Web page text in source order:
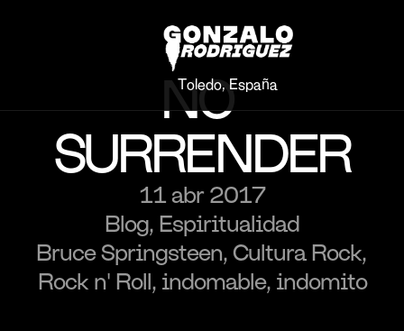
Toledo, España
NO
SURRENDER
11 abr 2017
Blog, Espiritualidad
Bruce Springsteen, Cultura Rock,
Rock n' Roll, indomable, indomito